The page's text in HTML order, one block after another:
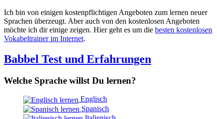
Ich bin von einigen kostenpflichtigen Angeboten zum lernen neuer
Sprachen überzeugt. Aber auch von den kostenlosen Angeboten
möchte ich dir einige zeigen. Hier geht es um die besten kostenlosen
Vokabeltrainer im Internet.
Babbel Test und Erfahrungen
Welche Sprache willst Du lernen?
Englisch
Spanisch